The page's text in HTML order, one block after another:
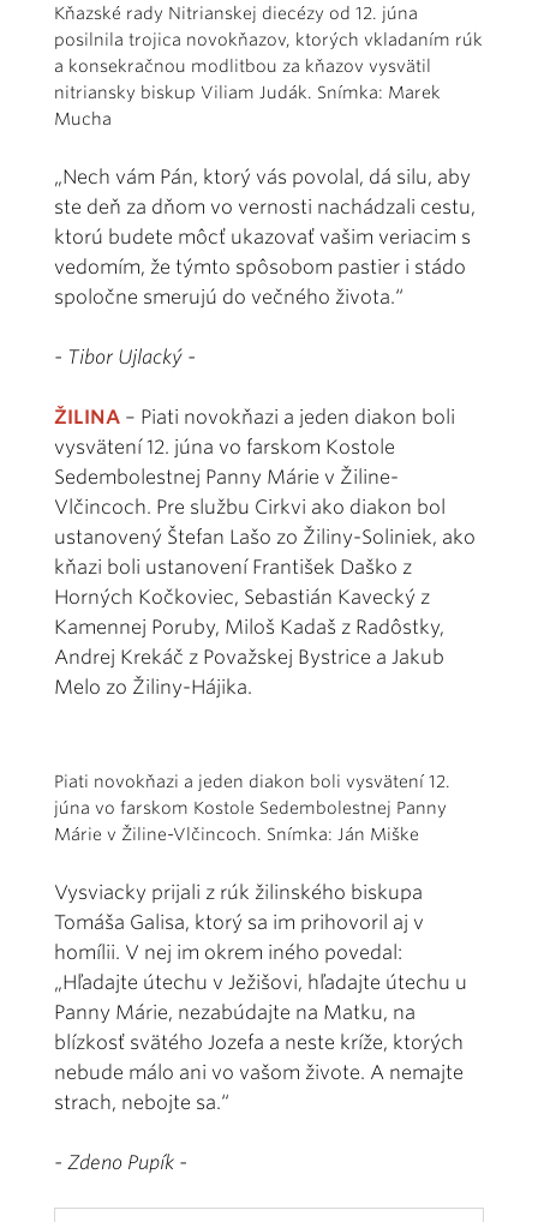
Kňazské rady Nitrianskej diecézy od 12. júna
posilnila trojica novokňazov, ktorých vkladaním rúk
a konsekračnou modlitbou za kňazov vysvätil
nitriansky biskup Viliam Judák. Snímka: Marek
Mucha
„Nech vám Pán, ktorý vás povolal, dá silu, aby
ste deň za dňom vo vernosti nachádzali cestu,
ktorú budete môcť ukazovať vašim veriacim s
vedomím, že týmto spôsobom pastier i stádo
spoločne smerujú do večného života.“
- Tibor Ujlacký -
ŽILINA – Piati novokňazi a jeden diakon boli
vysvätení 12. júna vo farskom Kostole
Sedembolestnej Panny Márie v Žiline-
Vlčincoch. Pre službu Cirkvi ako diakon bol
ustanovený Štefan Lašo zo Žiliny-Soliniek, ako
kňazi boli ustanovení František Daško z
Horných Kočkoviec, Sebastián Kavecký z
Kamennej Poruby, Miloš Kadaš z Radôstky,
Andrej Krekáč z Považskej Bystrice a Jakub
Melo zo Žiliny-Hájika.
Piati novokňazi a jeden diakon boli vysvätení 12.
júna vo farskom Kostole Sedembolestnej Panny
Márie v Žiline-Vlčincoch. Snímka: Ján Miške
Vysviacky prijali z rúk žilinského biskupa
Tomáša Galisa, ktorý sa im prihovoril aj v
homílii. V nej im okrem iného povedal:
„Hľadajte útechu v Ježišovi, hľadajte útechu u
Panny Márie, nezabúdajte na Matku, na
blízkosť svätého Jozefa a neste kríže, ktorých
nebude málo ani vo vašom živote. A nemajte
strach, nebojte sa.“
- Zdeno Pupík -